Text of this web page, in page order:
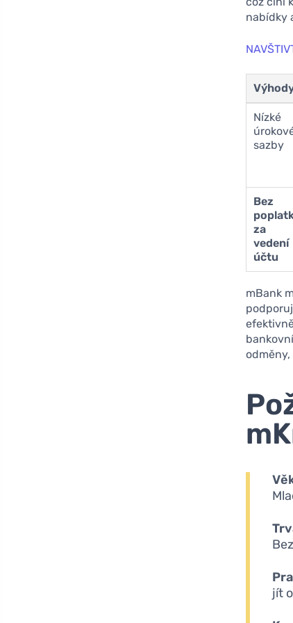
nabídky
Nízké
sazby
Bez
za
vedení
účtu
mBank
jít